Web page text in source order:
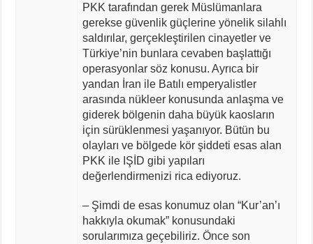
PKK tarafından gerek Müslümanlara
gerekse güvenlik güçlerine yönelik silahlı
saldırılar, gerçekleştirilen cinayetler ve
Türkiye’nin bunlara cevaben başlattığı
operasyonlar söz konusu. Ayrıca bir
yandan İran ile Batılı emperyalistler
arasında nükleer konusunda anlaşma ve
giderek bölgenin daha büyük kaosların
için sürüklenmesi yaşanıyor. Bütün bu
olayları ve bölgede kör şiddeti esas alan
PKK ile IŞİD gibi yapıları
değerlendirmenizi rica ediyoruz.
– Şimdi de esas konumuz olan “Kur’an’ı
hakkıyla okumak” konusundaki
sorularımıza geçebiliriz. Önce son